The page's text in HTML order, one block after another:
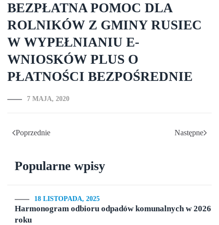
BEZPŁATNA POMOC DLA
ROLNIKÓW Z GMINY RUSIEC
W WYPEŁNIANIU E-
WNIOSKÓW PLUS O
PŁATNOŚCI BEZPOŚREDNIE
7 MAJA, 2020
Poprzednie Następne
Popularne wpisy
18 LISTOPADA, 2025
Harmonogram odbioru odpadów komunalnych w 2026
roku